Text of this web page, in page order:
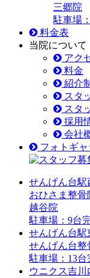
三郷院
駐車場
料金表
当院について
アク
料金
紹介
スタ
スタ
採用
会社
フォトギ
せんげん台駅
おひさま整骨
越谷院
駐車場：9台
せんげん台駅
せんげん台整
駐車場：13台
ウニクス吉川